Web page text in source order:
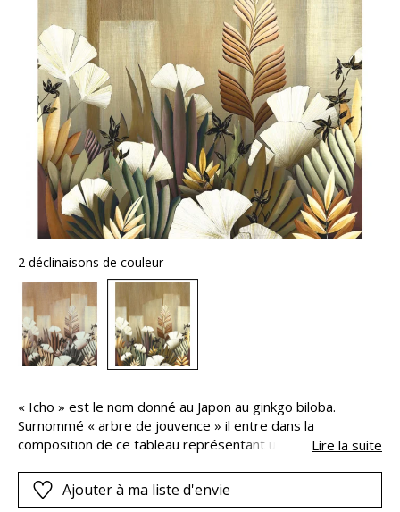
2 déclinaisons de couleur
« Icho » est le nom donné au Japon au ginkgo biloba.
Surnommé « arbre de jouvence » il entre dans la
composition de ce tableau représentant un jardin
essences végétales, révélées par un fil de trame aéré
contrastant avec la verticalité du dessin. Ce panoramique
Lire la suite
Ajouter à ma liste d'envie